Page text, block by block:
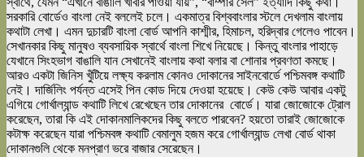
সরকারি বোর্ডেও বাংলা নেই বললেই চলে। একমাত্র বিশ্ববাংলার স্টলে দেখলাম বাংলায়
কথাটা লেখা। এমন দুচারটি বাংলা বোর্ড আপনি কাশ্মীর, হিমাচল, হরিদ্বার গেলেও পাবেন।
সেখানকার কিছু মানুষও ব্যবসায়িক স্বার্থে বাংলা শিখে নিয়েছে। কিন্তু বাংলার পাহাড়ে
যেখানে সিংহভাগ বাঙালি যান সেখানেই বাংলায় কথা বলার বা শোনার প্রবণতা কমছে।
আরও একটা জিনিস খুঁটিয়ে লক্ষ্য করলাম কোনও দোকানের সাইনবোর্ডে পশ্চিমবঙ্গ কথাটি
নেই। দার্জিলিং পর্যন্ত এসেই পিন কোড দিয়ে দেওয়া হয়েছে। কেউ কেউ আবার একটু
এগিয়ে গোর্খাল্যান্ড কথাটি লিখে রেখেছেন তার দোকানের বোর্ডে। যারা জোজোকে ট্রোল
করেছেন, তারা কি এই দোকানমালিকদের কিছু বলতে পারবেন? হয়তো তারাই জোজোকে
কটাক্ষ করেছেন যারা পশ্চিমবঙ্গ কথাটি বেমালুম হজম করে গোর্খাল্যান্ড লেখা বোর্ড থাকা
দোকানগুলি থেকে মনপ্রাণ ভরে বাজার সেরেছেন।